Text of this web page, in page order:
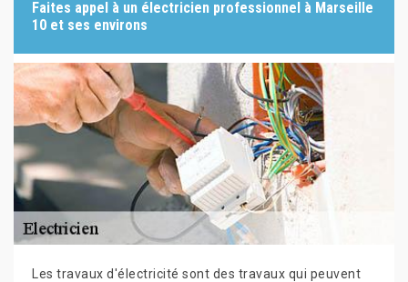
Faites appel à un électricien professionnel à Marseille
10 et ses environs
Les travaux d'électricité sont des travaux qui peuvent